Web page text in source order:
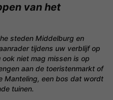
van het
steden Middelburg en
tijdens uw verblijf op
niet mag missen is op
aan de toeristenmarkt of
Manteling, een bos dat wordt
tuinen.